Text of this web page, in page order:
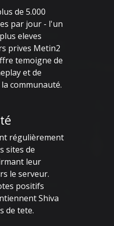
de 5.000
par jour - l'un
eleves
prives Metin2
temoigne de
et de
communauté.
régulièrement
sites de
leur
le serveur.
positifs
Shiva
de tete.